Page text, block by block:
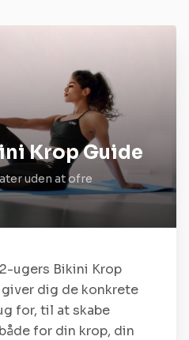
Krop Guide
uden at ofre
ugers Bikini Krop
dig de konkrete
for, til at skabe
for din krop, din